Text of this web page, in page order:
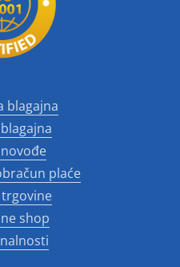
blagajna
plaće
shop